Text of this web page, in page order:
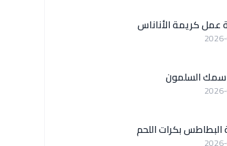
عمل كريمة الأناناس
سمك السلمون
البطاطس بكرات اللحم